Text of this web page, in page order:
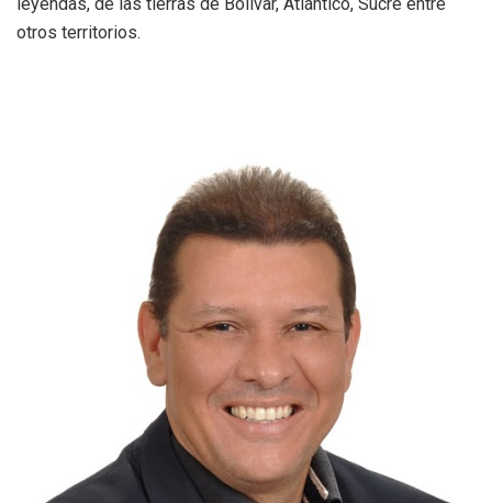
leyendas, de las tierras de Bolívar, Atlántico, Sucre entre
otros territorios.